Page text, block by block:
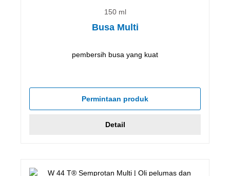
150 ml
Busa Multi
pembersih busa yang kuat
Permintaan produk
Detail